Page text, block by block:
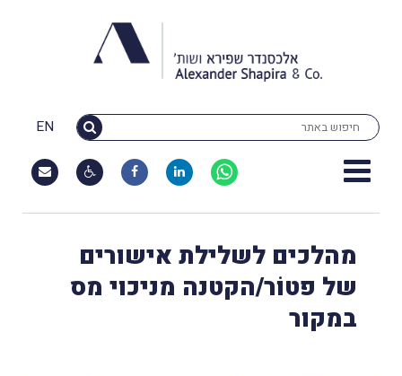
EN
מהלכים לשלילת אישורים
של פטוֹר/הקטנה מניכוי מס
במקור